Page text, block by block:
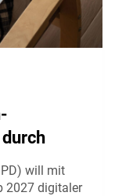
will mit
2027 digitaler